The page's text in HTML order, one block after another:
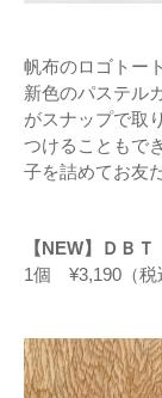
帆布のロゴトー
新色のパステル
がスナップで取
つけることもで
子を詰めてお友
【NEW】ＤＢ
1個 ¥3,190（税